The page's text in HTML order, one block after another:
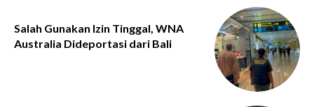
Salah Gunakan Izin Tinggal, WNA
Australia Dideportasi dari Bali